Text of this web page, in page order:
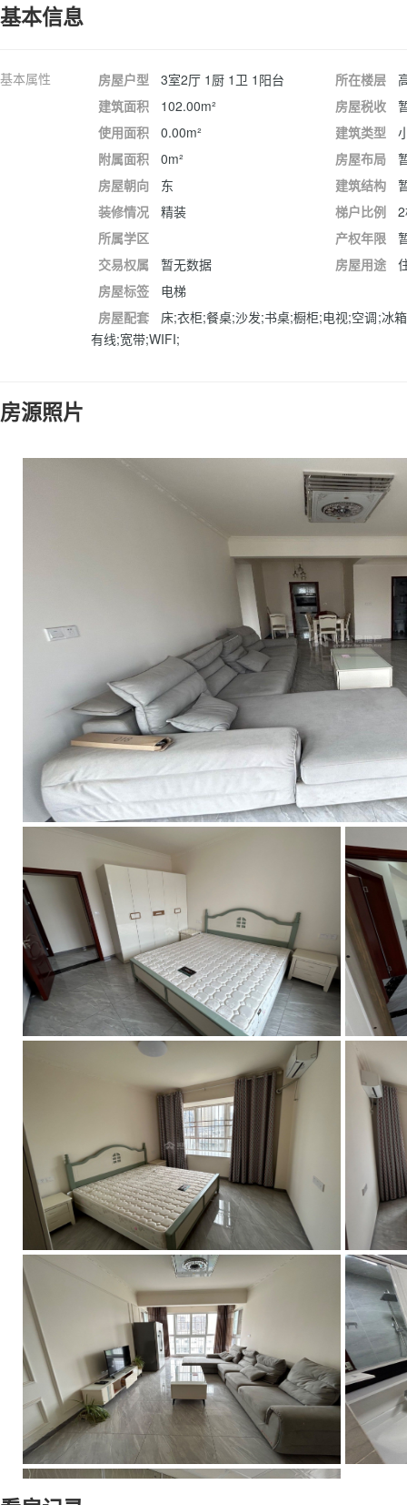
基本信息
基本属性 房屋户型 3室2厅 1厨 1卫 1阳台 所在楼层
建筑面积
102.00m² 房屋税收
使用面积
0.00m² 建筑类型
附属面积
0m² 房屋布局
房屋朝向
东 建筑结构
装修情况
精装 梯户比例
所属学区
产权年限
交易权属
暂无数据 房屋用途
房屋标签
电梯
房屋配套
床;衣柜;餐桌;沙发;书桌;橱柜;电视;空调;冰
有线;宽带;WIFI;
房源照片